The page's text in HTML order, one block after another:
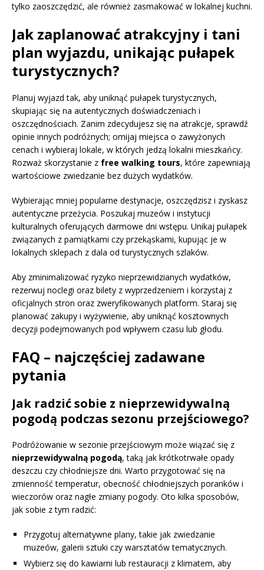
tylko zaoszczędzić, ale również zasmakować w lokalnej kuchni.
Jak zaplanować atrakcyjny i tani
plan wyjazdu, unikając pułapek
turystycznych?
Planuj wyjazd tak, aby uniknąć pułapek turystycznych,
skupiając się na autentycznych doświadczeniach i
oszczędnościach. Zanim zdecydujesz się na atrakcje, sprawdź
opinie innych podróżnych; omijaj miejsca o zawyżonych
cenach i wybieraj lokale, w których jedzą lokalni mieszkańcy.
Rozważ skorzystanie z free walking tours, które zapewniają
wartościowe zwiedzanie bez dużych wydatków.
Wybierając mniej popularne destynacje, oszczędzisz i zyskasz
autentyczne przeżycia. Poszukaj muzeów i instytucji
kulturalnych oferujących darmowe dni wstępu. Unikaj pułapek
związanych z pamiątkami czy przekąskami, kupując je w
lokalnych sklepach z dala od turystycznych szlaków.
Aby zminimalizować ryzyko nieprzewidzianych wydatków,
rezerwuj noclegi oraz bilety z wyprzedzeniem i korzystaj z
oficjalnych stron oraz zweryfikowanych platform. Staraj się
planować zakupy i wyżywienie, aby uniknąć kosztownych
decyzji podejmowanych pod wpływem czasu lub głodu.
FAQ – najczęściej zadawane
pytania
Jak radzić sobie z nieprzewidywalną
pogodą podczas sezonu przejściowego?
Podróżowanie w sezonie przejściowym może wiązać się z
nieprzewidywalną pogodą, taką jak krótkotrwałe opady
deszczu czy chłodniejsze dni. Warto przygotować się na
zmienność temperatur, obecność chłodniejszych poranków i
wieczorów oraz nagłe zmiany pogody. Oto kilka sposobów,
jak sobie z tym radzić:
Przygotuj alternatywne plany, takie jak zwiedzanie
muzeów, galerii sztuki czy warsztatów tematycznych.
Wybierz się do kawiarni lub restauracji z klimatem, aby